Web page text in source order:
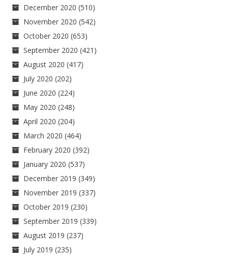
December 2020 (510)
November 2020 (542)
October 2020 (653)
September 2020 (421)
August 2020 (417)
July 2020 (202)
June 2020 (224)
May 2020 (248)
April 2020 (204)
March 2020 (464)
February 2020 (392)
January 2020 (537)
December 2019 (349)
November 2019 (337)
October 2019 (230)
September 2019 (339)
August 2019 (237)
July 2019 (235)